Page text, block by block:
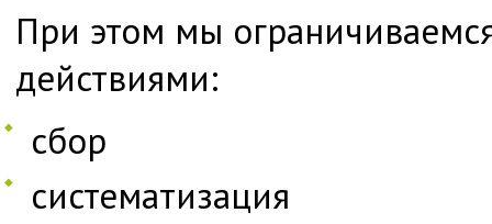
При этом мы
действиями:
сбор
систематизация